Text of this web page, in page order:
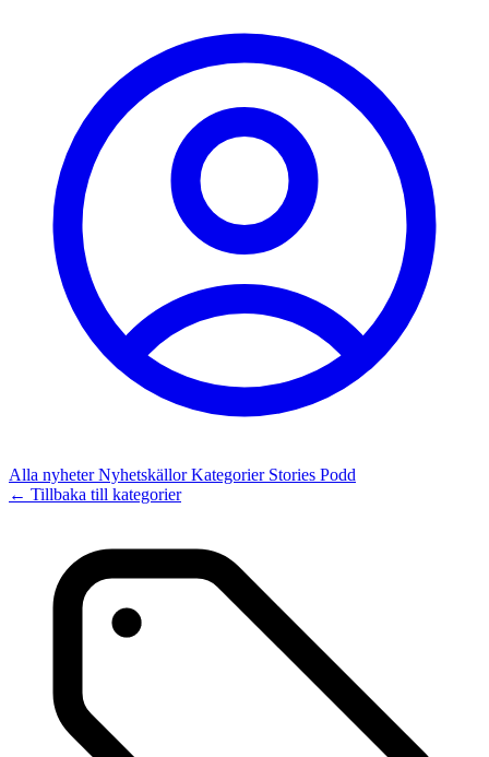
Alla nyheterNyhetskällorKategorier Stories Podd
← Tillbaka till kategorier